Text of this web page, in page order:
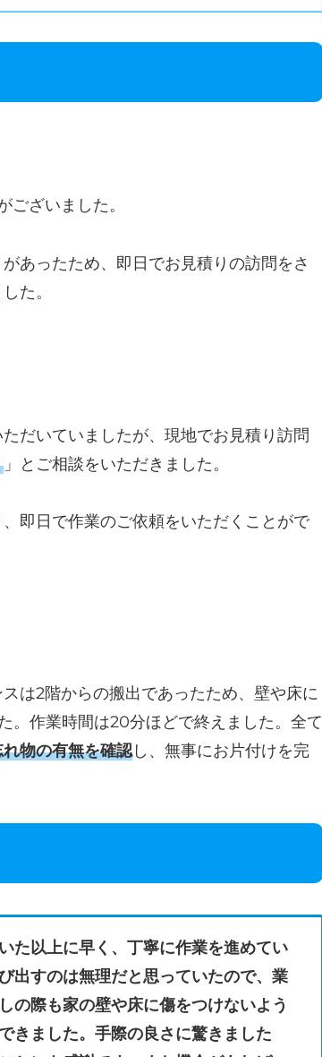
ございました。
あったため、即日でお見積りの訪問をさ
た。
ただいていましたが、現地でお見積り訪問
」とご相談をいただきました。
即日で作業のご依頼をいただくことがで
は2階からの搬出であったため、壁や床に
。作業時間は20分ほどで終えました。全て
物の有無を確認し、無事にお片付けを完
た以上に早く、丁寧に作業を進めてい
出すのは無理だと思っていたので、業
の際も家の壁や床に傷をつけないよう
きました。手際の良さに驚きました